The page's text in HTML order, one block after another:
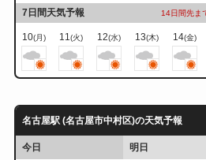
7日間天気予報 14日間先ま
10(月) 11(火) 12(水) 13(木) 14(金)
名古屋駅 (名古屋市中村区)の天気予報
今日
明日